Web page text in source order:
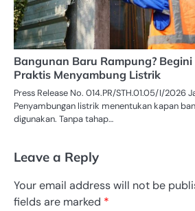
Bangunan Baru Rampung? Begini
Praktis Menyambung Listrik
Press Release No. 014.PR/STH.01.05/I/2026
Penyambungan listrik menentukan kapan
digunakan. Tanpa tahap…
Leave a Reply
Your email address will not be
fields are marked *